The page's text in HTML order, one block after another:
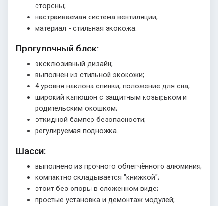
стороны;
настраиваемая система вентиляции;
материал - стильная экокожа.
Прогулочный блок:
эксклюзивный дизайн;
выполнен из стильной экокожи;
4 уровня наклона спинки, положение для сна;
широкий капюшон с защитным козырьком и
родительским окошком;
откидной бампер безопасности;
регулируемая подножка.
Шасси:
выполнено из прочного облегчённого алюминия;
компактно складывается "книжкой";
стоит без опоры в сложенном виде;
простые установка и демонтаж модулей;